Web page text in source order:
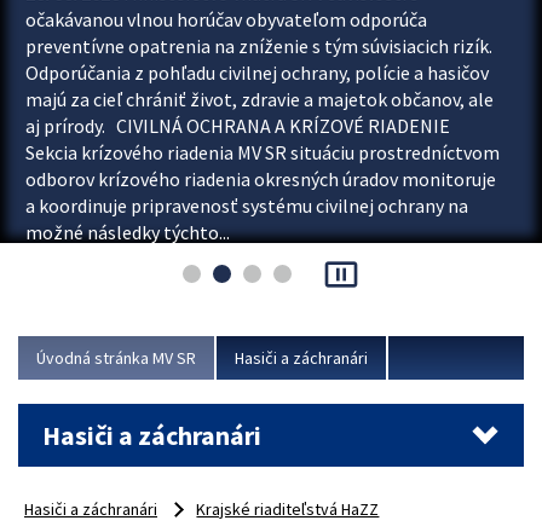
očakávanou vlnou horúčav obyvateľom odporúča
preventívne opatrenia na zníženie s tým súvisiacich rizík.
Odporúčania z pohľadu civilnej ochrany, polície a hasičov
majú za cieľ chrániť život, zdravie a majetok občanov, ale
aj prírody. CIVILNÁ OCHRANA A KRÍZOVÉ RIADENIE
Sekcia krízového riadenia MV SR situáciu prostredníctvom
odborov krízového riadenia okresných úradov monitoruje
a koordinuje pripravenosť systému civilnej ochrany na
možné následky týchto...
pause_presentation
Úvodná stránka MV SR Hasiči a záchranári
Hasiči a záchranári
Hasiči a záchranári
Krajské riaditeľstvá HaZZ